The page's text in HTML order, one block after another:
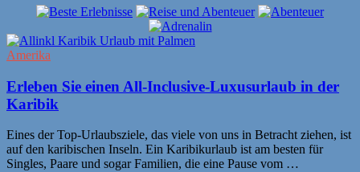
Amerika
Erleben Sie einen All-Inclusive-Luxusurlaub in der
Karibik
Eines der Top-Urlaubsziele, das viele von uns in Betracht ziehen, ist
auf den karibischen Inseln. Ein Karibikurlaub ist am besten für
Singles, Paare und sogar Familien, die eine Pause vom …